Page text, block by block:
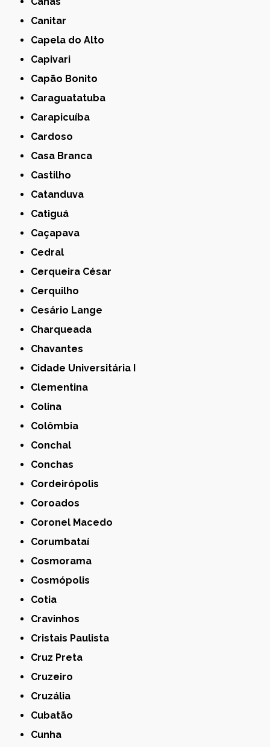
Canitar
Capela do Alto
Capivari
Capão Bonito
Caraguatatuba
Carapicuíba
Cardoso
Casa Branca
Castilho
Catanduva
Catiguá
Caçapava
Cedral
Cerqueira César
Cerquilho
Cesário Lange
Charqueada
Chavantes
Cidade Universitária I
Clementina
Colina
Colômbia
Conchal
Conchas
Cordeirópolis
Coroados
Coronel Macedo
Corumbataí
Cosmorama
Cosmópolis
Cotia
Cravinhos
Cristais Paulista
Cruz Preta
Cruzeiro
Cruzália
Cubatão
Cunha